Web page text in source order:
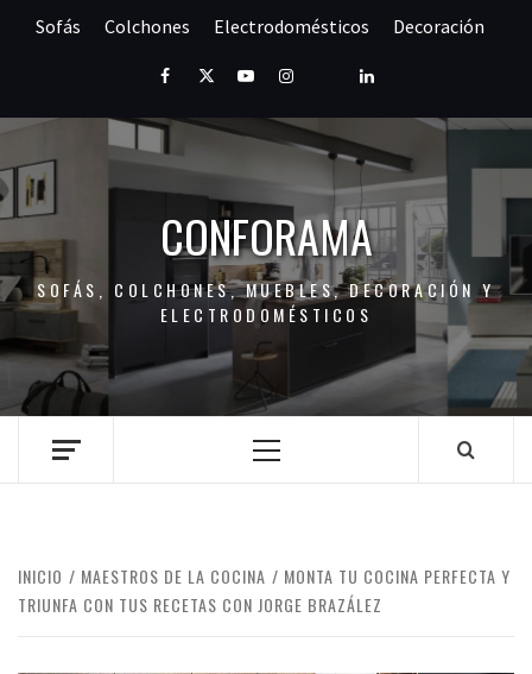
Sofás Colchones Electrodomésticos Decoración
FacebookTwitterYoutubeInstagramPinterestLinkedIn
CONFORAMA
SOFÁS, COLCHONES, MUEBLES, DECORACIÓN Y
ELECTRODOMÉSTICOS
Menú
INICIO MAESTROS DE LA COCINA
MONTA TU COCINA PERFECTA Y
TRIUNFA CON TUS RECETAS CON JORGE BRAZÁLEZ